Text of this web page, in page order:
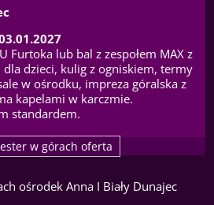
Furtoka lub bal z zespołem MAX z
dzieci, kulig z ogniskiem, termy
w ośrodku, impreza góralska z
kapelami w karczmie.
standardem.
w górach oferta